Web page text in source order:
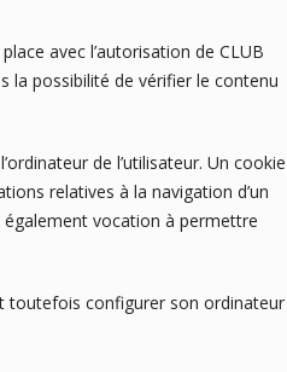
avec l’autorisation de CLUB
la possibilité de vérifier le contenu
de l’utilisateur. Un cookie
relatives à la navigation d’un
vocation à permettre
toutefois configurer son ordinateur